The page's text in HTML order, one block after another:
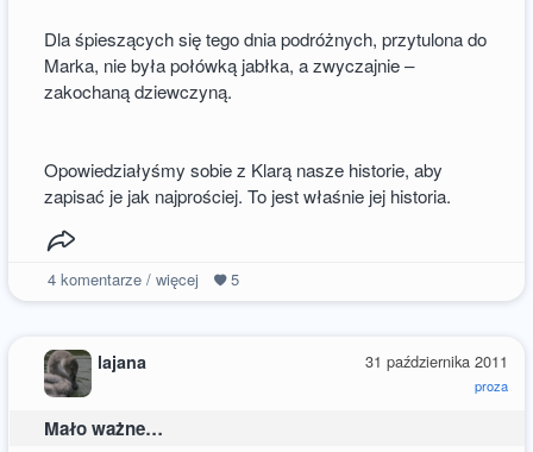
Dla śpieszących się tego dnia podróżnych, przytulona do
Marka, nie była połówką jabłka, a zwyczajnie –
zakochaną dziewczyną.
Opowiedziałyśmy sobie z Klarą nasze historie, aby
zapisać je jak najprościej. To jest właśnie jej historia.
4komentarze / więcej 5
31 października 2011
proza
lajana
Mało ważne…